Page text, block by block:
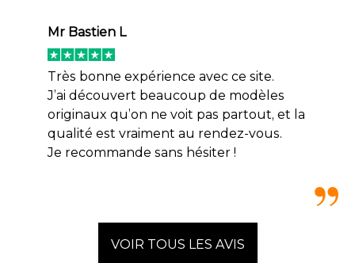
Mr Bastien L
Très bonne expérience avec ce site.
J’ai découvert beaucoup de modèles
originaux qu’on ne voit pas partout, et la
qualité est vraiment au rendez-vous.
Je recommande sans hésiter !
VOIR TOUS LES AVIS